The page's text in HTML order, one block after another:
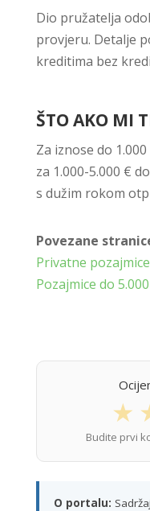
Dio pružatelja
provjeru. Detalje
kreditima bez
ŠTO AKO MI
Za iznose do
za 1.000-5.000 €
s dužim rokom
Povezane
Privatne pozajmice
Pozajmice do
★
Budite prvi
O portalu: